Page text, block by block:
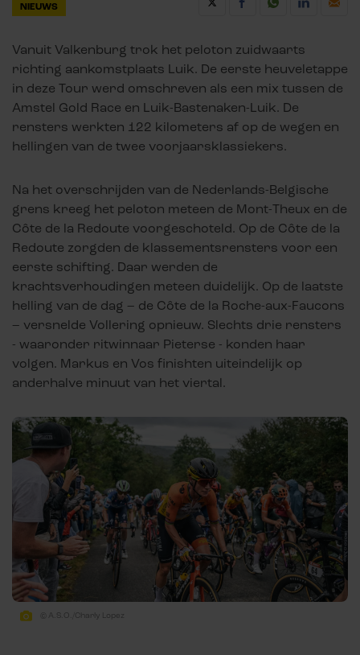
NIEUWS
Vanuit Valkenburg trok het peloton zuidwaarts
richting aankomstplaats Luik. De eerste heuveletappe
in deze Tour werd omschreven als een mix tussen de
Amstel Gold Race en Luik-Bastenaken-Luik. De
rensters werkten 122 kilometers af op de wegen en
hellingen van de twee voorjaarsklassiekers.
Na het overschrijden van de Nederlands-Belgische
grens kreeg het peloton meteen de Mont-Theux en de
Côte de la Redoute voorgeschoteld. Op de Côte de la
Redoute zorgden de klassementsrensters voor een
eerste schifting. Daar werden de
krachtsverhoudingen meteen duidelijk. Op de laatste
helling van de dag – de Côte de la Roche-aux-Faucons
– versnelde Vollering opnieuw. Slechts drie rensters
- waaronder ritwinnaar Pieterse - konden haar
volgen. Markus en Vos finishten uiteindelijk op
anderhalve minuut van het viertal.
© A.S.O./Charly Lopez